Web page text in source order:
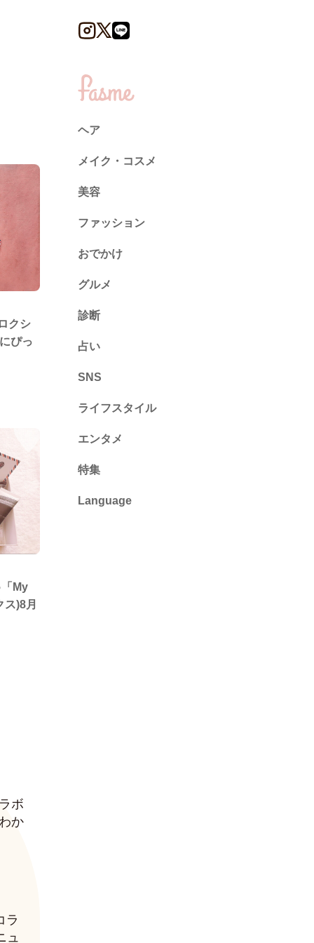
クシ
ぴっ
My
)8月
ボ
か
ラ
ュ
ヘア
メイク・コスメ
美容
ファッション
トレンド
ネイル
おでかけ
グルメ
診断
診断
占い
心理テスト
SNS
ライフスタイル
推し活
カルチャー・暮らし
エンタメ
特集
Language